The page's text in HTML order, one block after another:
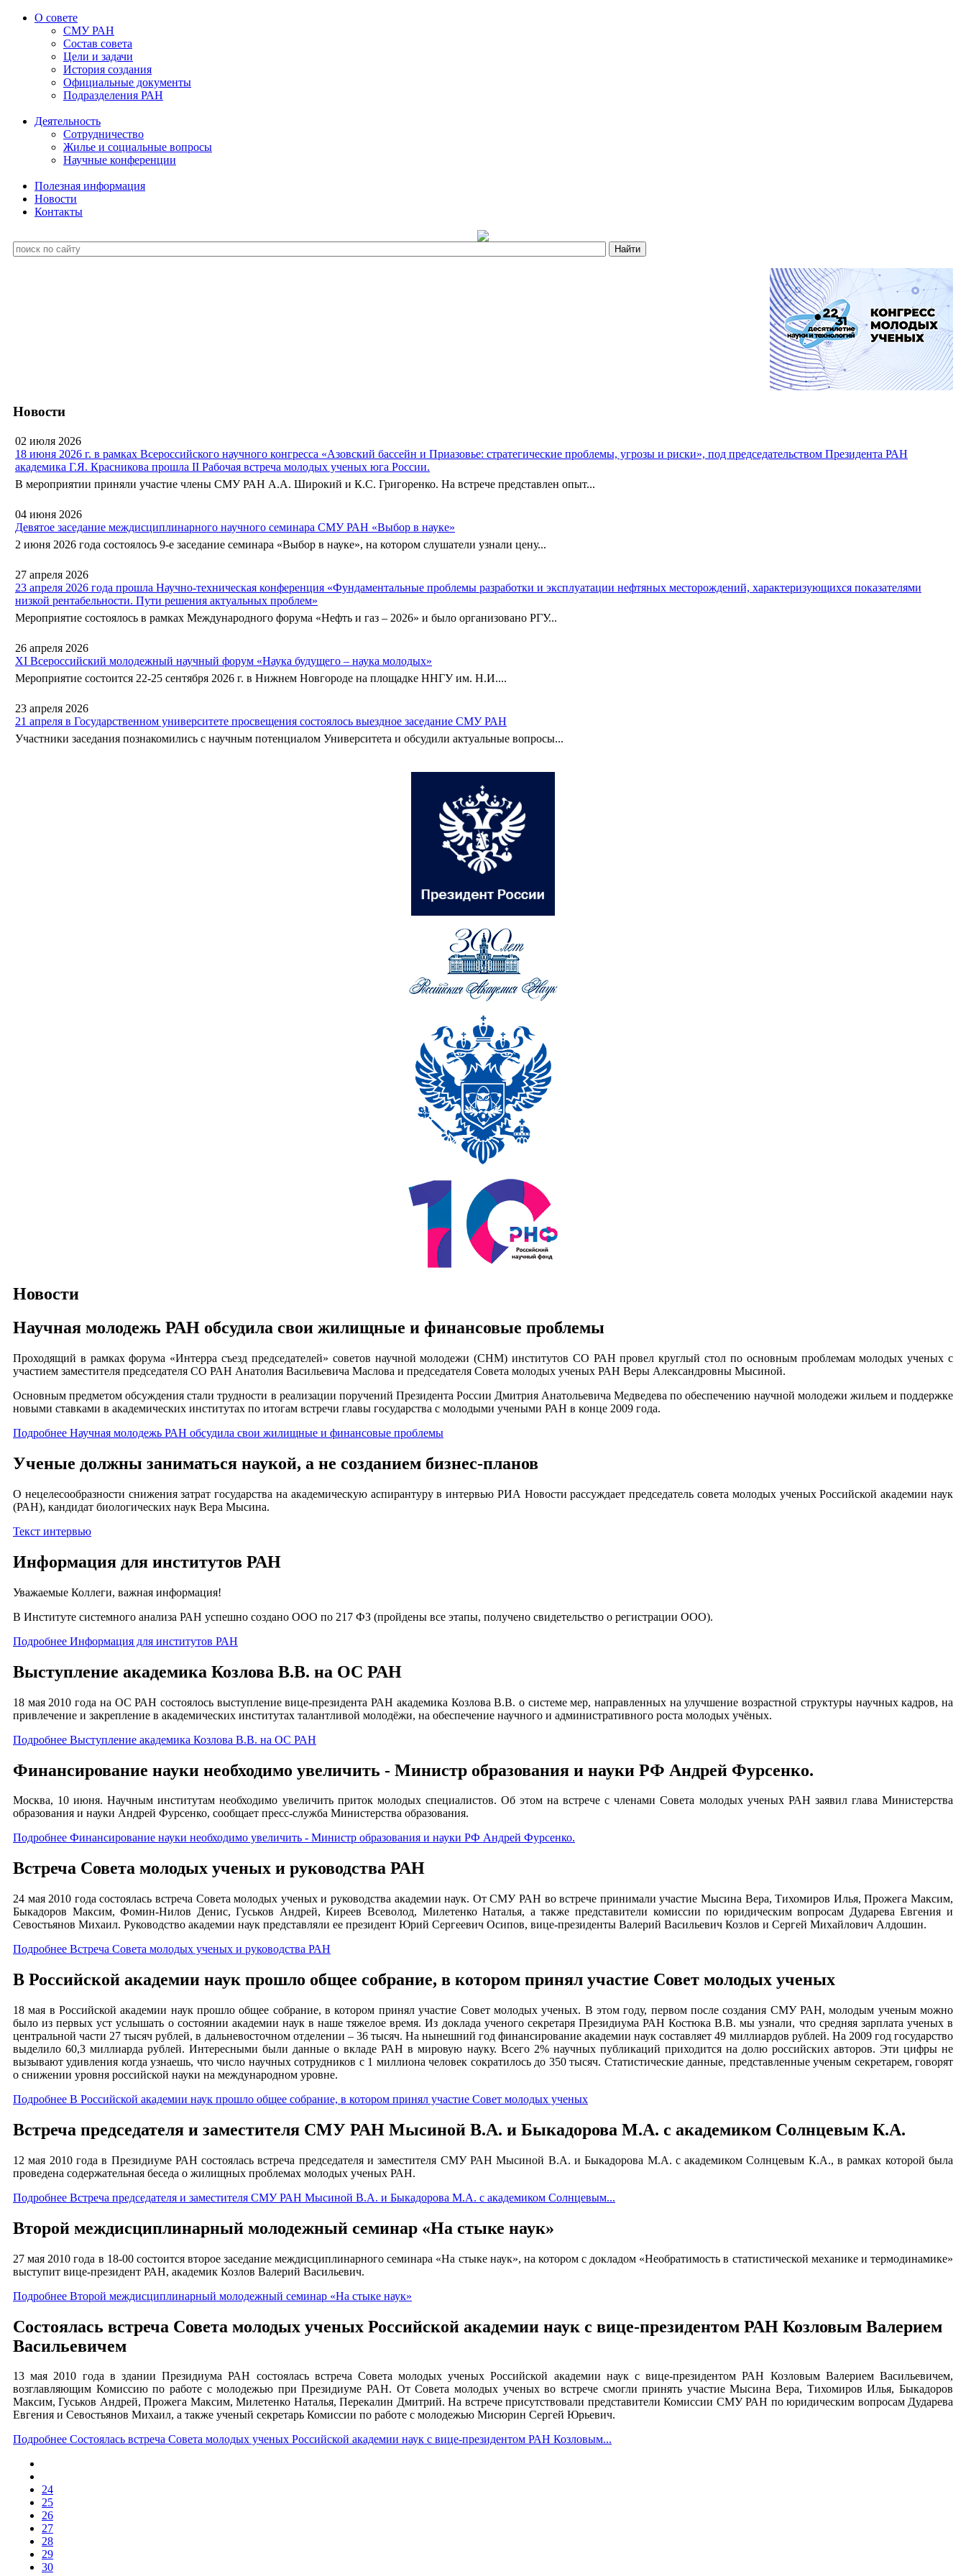
О совете
СМУ РАН
Состав совета
Цели и задачи
История создания
Официальные документы
Подразделения РАН
Деятельность
Сотрудничество
Жилье и социальные вопросы
Научные конференции
Полезная информация
Новости
Контакты
Новости
02 июля 2026
18 июня 2026 г. в рамках Всероссийского научного конгресса «Азовский бассейн и Приазовье: стратегические проблемы, угрозы и риски», под председательством Президента РАН
академика Г.Я. Красникова прошла II Рабочая встреча молодых ученых юга России.
В мероприятии приняли участие члены СМУ РАН А.А. Широкий и К.С. Григоренко. На встрече представлен опыт...
04 июня 2026
Девятое заседание междисциплинарного научного семинара СМУ РАН «Выбор в науке»
2 июня 2026 года состоялось 9-е заседание семинара «Выбор в науке», на котором слушатели узнали цену...
27 апреля 2026
23 апреля 2026 года прошла Научно-техническая конференция «Фундаментальные проблемы разработки и эксплуатации нефтяных месторождений, характеризующихся показателями
низкой рентабельности. Пути решения актуальных проблем»
Мероприятие состоялось в рамках Международного форума «Нефть и газ – 2026» и было организовано РГУ...
26 апреля 2026
XI Всероссийский молодежный научный форум «Наука будущего – наука молодых»
Мероприятие состоится 22-25 сентября 2026 г. в Нижнем Новгороде на площадке ННГУ им. Н.И....
23 апреля 2026
21 апреля в Государственном университете просвещения состоялось выездное заседание СМУ РАН
Участники заседания познакомились с научным потенциалом Университета и обсудили актуальные вопросы...
Новости
Научная молодежь РАН обсудила свои жилищные и финансовые проблемы
Проходящий в рамках форума «Интерра съезд председателей» советов научной молодежи (СНМ) институтов СО РАН провел круглый стол по основным проблемам молодых ученых с
участием заместителя председателя СО РАН Анатолия Васильевича Маслова и председателя Совета молодых ученых РАН Веры Александровны Мысиной.
Основным предметом обсуждения стали трудности в реализации поручений Президента России Дмитрия Анатольевича Медведева по обеспечению научной молодежи жильем и поддержке
новыми ставками в академических институтах по итогам встречи главы государства с молодыми учеными РАН в конце 2009 года.
Подробнее Научная молодежь РАН обсудила свои жилищные и финансовые проблемы
Ученые должны заниматься наукой, а не созданием бизнес-планов
О нецелесообразности снижения затрат государства на академическую аспирантуру в интервью РИА Новости рассуждает председатель совета молодых ученых Российской академии наук
(РАН), кандидат биологических наук Вера Мысина.
Текст интервью
Информация для институтов РАН
Уважаемые Коллеги, важная информация!
В Институте системного анализа РАН успешно создано ООО по 217 ФЗ (пройдены все этапы, получено свидетельство о регистрации ООО).
Подробнее Информация для институтов РАН
Выступление академика Козлова В.В. на ОС РАН
18 мая 2010 года на ОС РАН состоялось выступление вице-президента РАН академика Козлова В.В. о системе мер, направленных на улучшение возрастной структуры научных кадров, на
привлечение и закрепление в академических институтах талантливой молодёжи, на обеспечение научного и административного роста молодых учёных.
Подробнее Выступление академика Козлова В.В. на ОС РАН
Финансирование науки необходимо увеличить - Министр образования и науки РФ Андрей Фурсенко.
Москва, 10 июня. Научным институтам необходимо увеличить приток молодых специалистов. Об этом на встрече с членами Совета молодых ученых РАН заявил глава Министерства
образования и науки Андрей Фурсенко, сообщает пресс-служба Министерства образования.
Подробнее Финансирование науки необходимо увеличить - Министр образования и науки РФ Андрей Фурсенко.
Встреча Совета молодых ученых и руководства РАН
24 мая 2010 года состоялась встреча Совета молодых ученых и руководства академии наук. От СМУ РАН во встрече принимали участие Мысина Вера, Тихомиров Илья, Прожега Максим,
Быкадоров Максим, Фомин-Нилов Денис, Гуськов Андрей, Киреев Всеволод, Милетенко Наталья, а также представители комиссии по юридическим вопросам Дударева Евгения и
Севостьянов Михаил. Руководство академии наук представляли ее президент Юрий Сергеевич Осипов, вице-президенты Валерий Васильевич Козлов и Сергей Михайлович Алдошин.
Подробнее Встреча Совета молодых ученых и руководства РАН
В Российской академии наук прошло общее собрание, в котором принял участие Совет молодых ученых
18 мая в Российской академии наук прошло общее собрание, в котором принял участие Совет молодых ученых. В этом году, первом после создания СМУ РАН, молодым ученым можно
было из первых уст услышать о состоянии академии наук в наше тяжелое время. Из доклада ученого секретаря Президиума РАН Костюка В.В. мы узнали, что средняя зарплата ученых в
центральной части 27 тысяч рублей, в дальневосточном отделении – 36 тысяч. На нынешний год финансирование академии наук составляет 49 миллиардов рублей. На 2009 год государство
выделило 60,3 миллиарда рублей. Интересными были данные о вкладе РАН в мировую науку. Всего 2% научных публикаций приходится на долю российских авторов. Эти цифры не
вызывают удивления когда узнаешь, что число научных сотрудников с 1 миллиона человек сократилось до 350 тысяч. Статистические данные, представленные ученым секретарем, говорят
о снижении уровня российской науки на международном уровне.
Подробнее В Российской академии наук прошло общее собрание, в котором принял участие Совет молодых ученых
Встреча председателя и заместителя СМУ РАН Мысиной В.А. и Быкадорова М.А. с академиком Солнцевым К.А.
12 мая 2010 года в Президиуме РАН состоялась встреча председателя и заместителя СМУ РАН Мысиной В.А. и Быкадорова М.А. с академиком Солнцевым К.А., в рамках которой была
проведена содержательная беседа о жилищных проблемах молодых ученых РАН.
Подробнее Встреча председателя и заместителя СМУ РАН Мысиной В.А. и Быкадорова М.А. с академиком Солнцевым...
Второй междисциплинарный молодежный семинар «На стыке наук»
27 мая 2010 года в 18-00 состоится второе заседание междисциплинарного семинара «На стыке наук», на котором с докладом «Необратимость в статистической механике и термодинамике»
выступит вице-президент РАН, академик Козлов Валерий Васильевич.
Подробнее Второй междисциплинарный молодежный семинар «На стыке наук»
Состоялась встреча Совета молодых ученых Российской академии наук с вице-президентом РАН Козловым Валерием
Васильевичем
13 мая 2010 года в здании Президиума РАН состоялась встреча Совета молодых ученых Российской академии наук с вице-президентом РАН Козловым Валерием Васильевичем,
возглавляющим Комиссию по работе с молодежью при Президиуме РАН. От Совета молодых ученых во встрече смогли принять участие Мысина Вера, Тихомиров Илья, Быкадоров
Максим, Гуськов Андрей, Прожега Максим, Милетенко Наталья, Перекалин Дмитрий. На встрече присутствовали представители Комиссии СМУ РАН по юридическим вопросам Дударева
Евгения и Севостьянов Михаил, а также ученый секретарь Комиссии по работе с молодежью Мисюрин Сергей Юрьевич.
Подробнее Состоялась встреча Совета молодых ученых Российской академии наук с вице-президентом РАН Козловым...
24
25
26
27
28
29
30